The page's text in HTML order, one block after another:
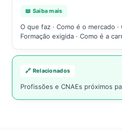
📖 Saiba mais
O que faz · Como é o mercado ·
Formação exigida · Como é a
🔗 Relacionados
Profissões e CNAEs próximos